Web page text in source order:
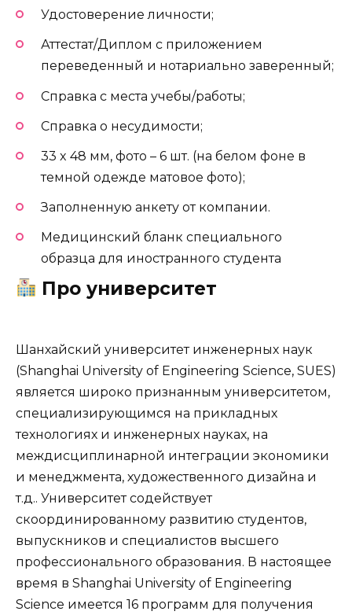
Удостоверение личности;
Аттестат/Диплом с приложением
переведенный и нотариально заверенный;
Справка с места учебы/работы;
Справка о несудимости;
33 x 48 мм, фото – 6 шт. (на белом фоне в
темной одежде матовое фото);
Заполненную анкету от компании.
Медицинский бланк специального
образца для иностранного студента
Про университет
Шанхайский университет инженерных наук
(Shanghai University of Engineering Science, SUES)
является широко признанным университетом,
специализирующимся на прикладных
технологиях и инженерных науках, на
междисциплинарной интеграции экономики
и менеджмента, художественного дизайна и
т.д.. Университет содействует
скоординированному развитию студентов,
выпускников и специалистов высшего
профессионального образования. В настоящее
время в Shanghai University of Engineering
Science имеется 16 программ для получения